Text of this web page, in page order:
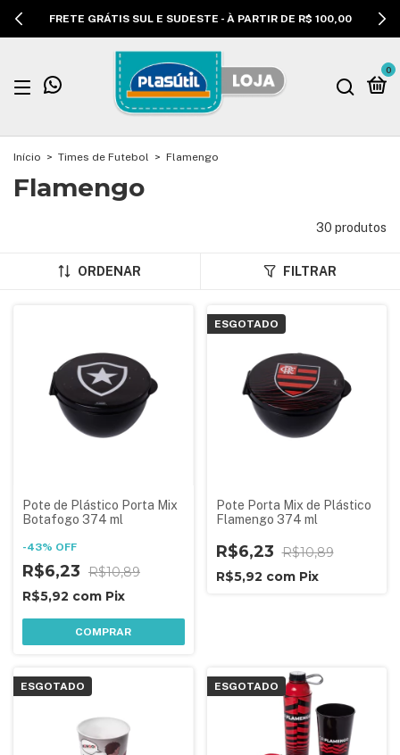
FRETE GRÁTIS SUL E SUDESTE - À PARTIR DE R$ 100,00
0
Início > Times de Futebol > Flamengo
Flamengo
30 produtos
ORDENAR FILTRAR
Pote de Plástico Porta Mix
Botafogo 374 ml
-43% OFF
R$6,23 R$10,89
R$5,92 com Pix
COMPRAR
ESGOTADO
Pote Porta Mix de Plástico
Flamengo 374 ml
R$6,23 R$10,89
R$5,92 com Pix
ESGOTADO ESGOTADO